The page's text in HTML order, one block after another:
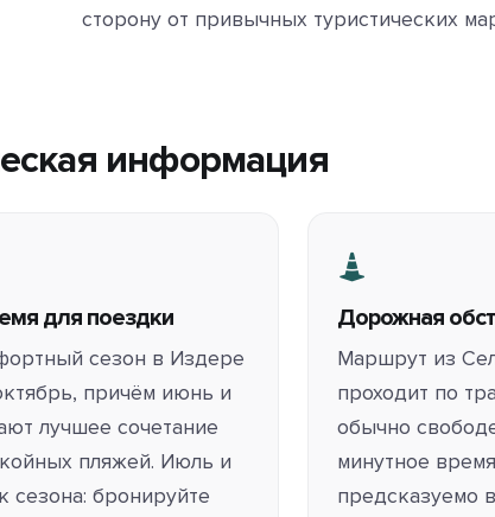
сторону от привычных туристических
информация
для поездки
сезон в Издере
причём июнь и
лучшее сочетание
пляжей. Июль и
сезона: бронируйте
Дорожная
Маршрут из
проходит по
обычно
минутное
предсказуемо